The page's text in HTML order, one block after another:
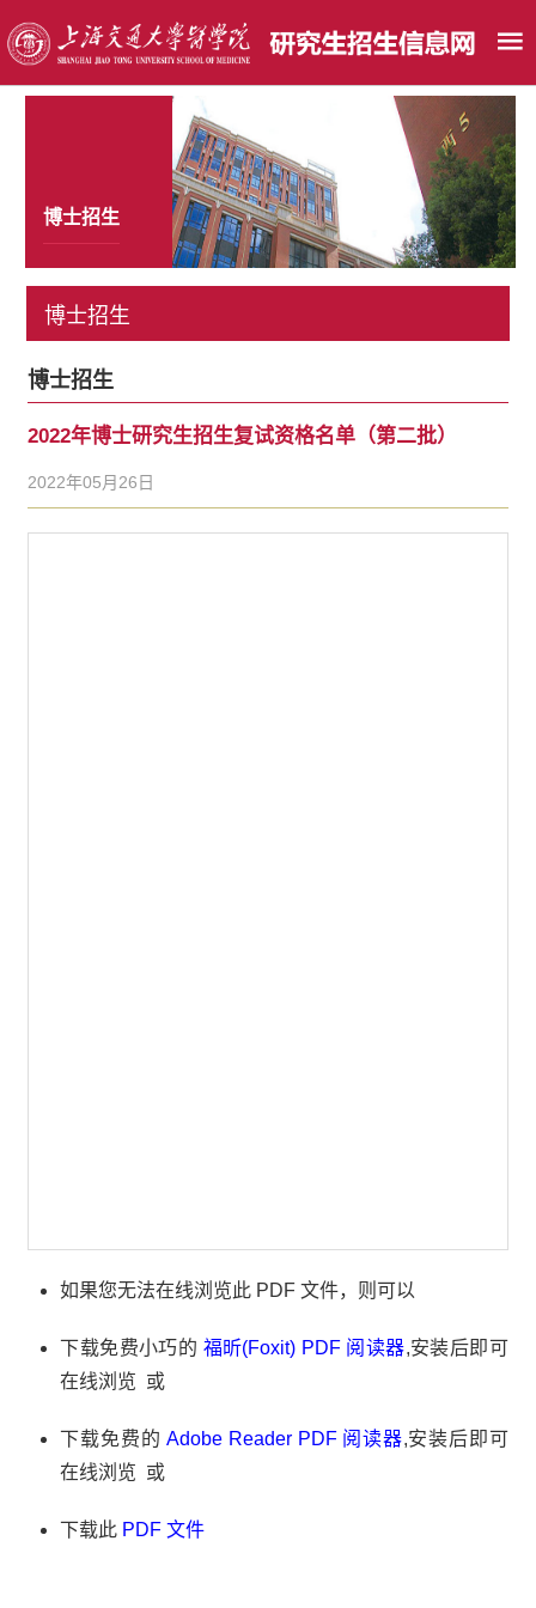
博士招生
博士招生
博士招生
2022年博士研究生招生复试资格名单（第二批）
2022年05月26日
如果您无法在线浏览此 PDF 文件，则可以
下载免费小巧的 福昕(Foxit) PDF 阅读器,安装后即可
在线浏览 或
下载免费的Adobe Reader PDF 阅读器,安装后即可
在线浏览 或
下载此 PDF 文件